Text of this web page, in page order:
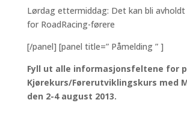
Lørdag ettermiddag: Det kan bli avholdt
for RoadRacing-førere
[/panel] [panel title=” Påmelding ” ]
Fyll ut alle informasjonsfeltene for
Kjørekurs/Førerutviklingskurs med
den 2-4 august 2013.